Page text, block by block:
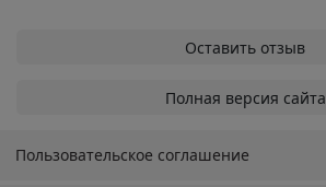
Оставить отзыв
Полная версия сайта
Пользовательское соглашение